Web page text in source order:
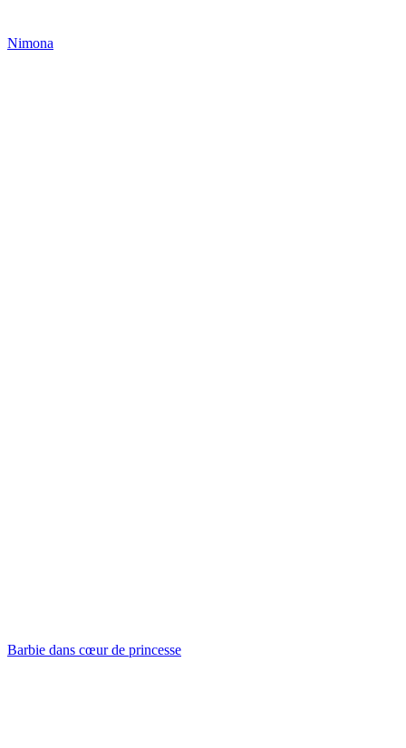
Nimona
Barbie dans cœur de princesse